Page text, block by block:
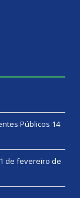
Públicos 14
1 de fevereiro de